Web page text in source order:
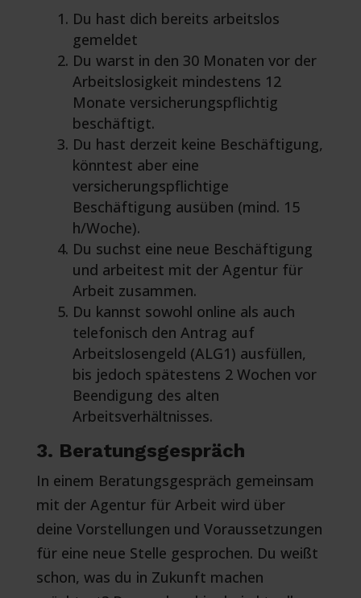
Du hast dich bereits arbeitslos
gemeldet
Du warst in den 30 Monaten vor der
Arbeitslosigkeit mindestens 12
Monate versicherungspflichtig
beschäftigt.
Du hast derzeit keine Beschäftigung,
könntest aber eine
versicherungspflichtige
Beschäftigung ausüben (mind. 15
h/Woche).
Du suchst eine neue Beschäftigung
und arbeitest mit der Agentur für
Arbeit zusammen.
Du kannst sowohl online als auch
telefonisch den Antrag auf
Arbeitslosengeld (ALG1) ausfüllen,
bis jedoch spätestens 2 Wochen vor
Beendigung des alten
Arbeitsverhältnisses.
3. Beratungsgespräch
In einem Beratungsgespräch gemeinsam
mit der Agentur für Arbeit wird über
deine Vorstellungen und Voraussetzungen
für eine neue Stelle gesprochen. Du weißt
schon, was du in Zukunft machen